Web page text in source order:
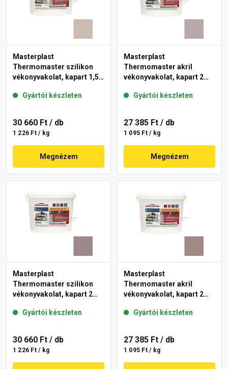
Masterplast
Thermomaster szilikon
vékonyvakolat, kapart 1,5
Gyártói készleten
30 660 Ft / db
1 226 Ft / kg
Megnézem
Masterplast
Thermomaster akril
vékonyvakolat, kapart 2
Gyártói készleten
27 385 Ft / db
1 095 Ft / kg
Megnézem
Masterplast
Thermomaster szilikon
vékonyvakolat, kapart 2
Gyártói készleten
30 660 Ft / db
1 226 Ft / kg
Masterplast
Thermomaster akril
vékonyvakolat, kapart 2
Gyártói készleten
27 385 Ft / db
1 095 Ft / kg